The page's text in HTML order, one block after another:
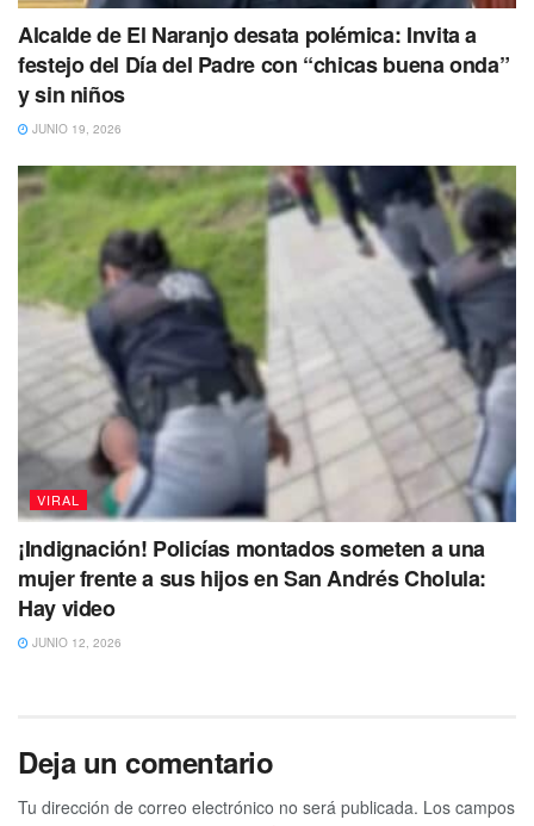
Alcalde de El Naranjo desata polémica: Invita a
festejo del Día del Padre con “chicas buena onda”
y sin niños
JUNIO 19, 2026
VIRAL
¡Indignación! Policías montados someten a una
mujer frente a sus hijos en San Andrés Cholula:
Hay video
JUNIO 12, 2026
Deja un comentario
Tu dirección de correo electrónico no será publicada. Los campos